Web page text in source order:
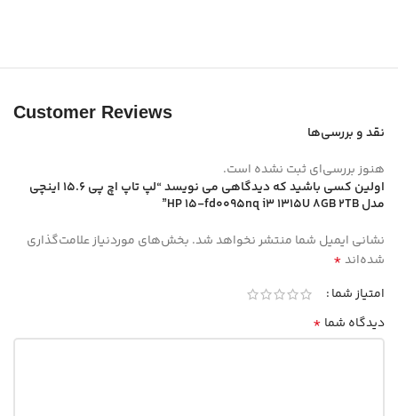
Customer Reviews
نقد و بررسی‌ها
هنوز بررسی‌ای ثبت نشده است.
اولین کسی باشید که دیدگاهی می نویسد “لپ تاپ اچ پی 15.6 اینچی
مدل HP 15-fd0095nq i3 1315U 8GB 2TB”
نشانی ایمیل شما منتشر نخواهد شد. بخش‌های موردنیاز علامت‌گذاری
شده‌اند*
امتیاز شما
دیدگاه شما *